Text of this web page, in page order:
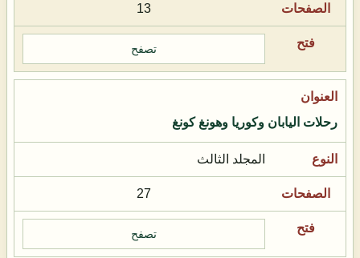
13
تصفح
رحلات اليابان وكوريا وهونغ كونغ
المجلد الثالث
27
تصفح